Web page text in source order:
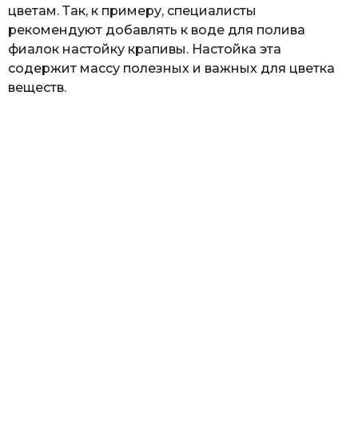
цветам. Так, к примеру, специалисты
рекомендуют добавлять к воде для полива
фиалок настойку крапивы. Настойка эта
содержит массу полезных и важных для цветка
веществ.